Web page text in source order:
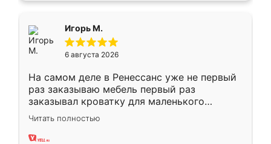
Игорь М.
6 августа 2026
На самом деле в Ренессанс уже не первый
раз заказываю мебель первый раз
заказывал кроватку для маленького
ребёнка при его рождении ,во второй раз
заказал шкаф-купе. По качеству очень
хорошее сборка достаточно быстрая,
Читать полностью